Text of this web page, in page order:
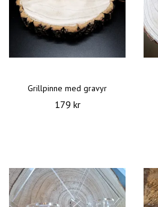
Grillpinne med gravyr
179 kr